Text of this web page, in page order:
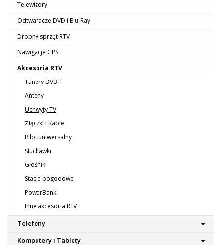
Telewizory
Odtwaracze DVD i Blu-Ray
Drobny sprzęt RTV
Nawigacje GPS
Akcesoria RTV
Tunery DVB-T
Anteny
Uchwyty TV
Złączki i Kable
Pilot uniwersalny
Słuchawki
Głośniki
Stacje pogodowe
PowerBanki
Inne akcesoria RTV
Telefony
Komputery i Tablety